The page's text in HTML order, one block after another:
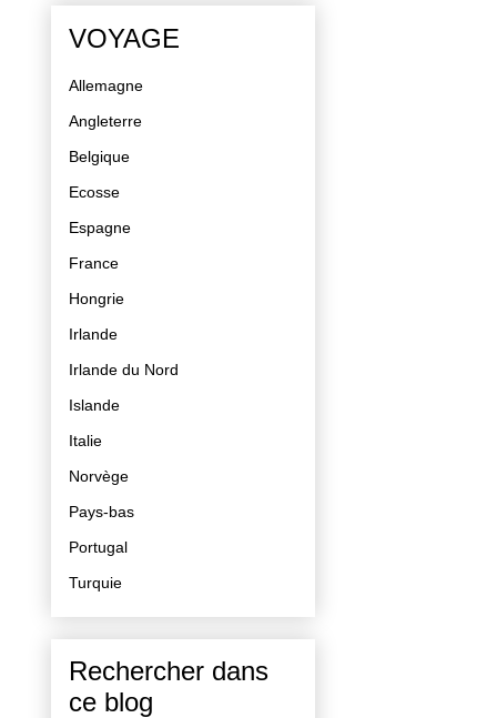
VOYAGE
Allemagne
Angleterre
Belgique
Ecosse
Espagne
France
Hongrie
Irlande
Irlande du Nord
Islande
Italie
Norvège
Pays-bas
Portugal
Turquie
Rechercher dans
ce blog